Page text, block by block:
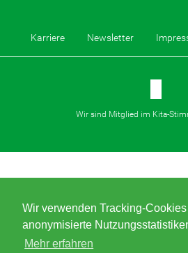
Wir verwenden Tracking-Cookies
anonymisierte
Mehr erfahren
Karriere Newsletter
Wir sind Mitglied im Kita-